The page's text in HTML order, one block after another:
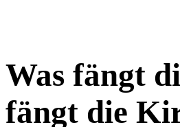
Was fängt
fängt die